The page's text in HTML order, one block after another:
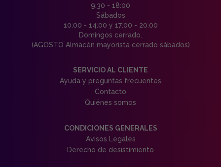
9:30 - 18:00
Sábados
10:00 - 14:00 y 17:00 - 20:00
Domingos cerrado.
(AGOSTO Almacén mayorista cerrado sábados)
SERVICIO AL CLIENTE
Ayuda y preguntas frecuentes
Contacto
Quiénes somos
CONDICIONES GENERALES
Avisos Legales
Derecho de desistimiento